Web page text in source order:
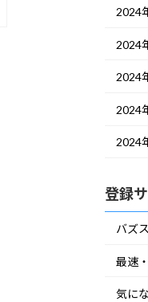
2024
2024
2024
2024
2024
登録
バズ
最速
気に